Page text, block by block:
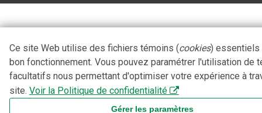
Ce site Web utilise des fichiers témoins (cookies) essentiels
bon fonctionnement. Vous pouvez paramétrer l'utilisation de
facultatifs nous permettant d'optimiser votre expérience à
site. Voir la Politique de confidentialité
Gérer les paramètres